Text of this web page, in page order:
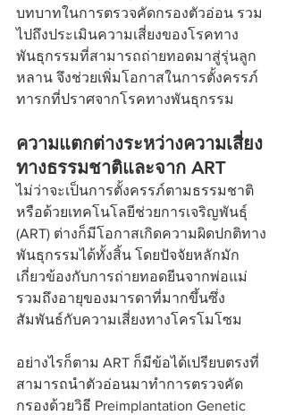
บทบาทในการตรวจคัดกรองตัวอ่อน รวม
ไปถึงประเมินความเสี่ยงของโรคทาง
พันธุกรรมที่สามารถถ่ายทอดมาสู่รุ่นลูก
หลาน จึงช่วยเพิ่มโอกาสในการตั้งครรภ์
ทารกที่ปราศจากโรคทางพันธุกรรม
ความแตกต่างระหว่างความเสี่ยง
ทางธรรมชาติและจาก ART
ไม่ว่าจะเป็นการตั้งครรภ์ตามธรรมชาติ
หรือด้วยเทคโนโลยีช่วยการเจริญพันธุ์
(ART) ต่างก็มีโอกาสเกิดความผิดปกติทาง
พันธุกรรมได้ทั้งสิ้น โดยปัจจัยหลักมัก
เกี่ยวข้องกับการถ่ายทอดยีนจากพ่อแม่
รวมถึงอายุของมารดาที่มากขึ้นซึ่ง
สัมพันธ์กับความเสี่ยงทางโครโมโซม
อย่างไรก็ตาม ART ก็มีข้อได้เปรียบตรงที่
สามารถนำตัวอ่อนมาทำการตรวจคัด
กรองด้วยวิธี Preimplantation Genetic